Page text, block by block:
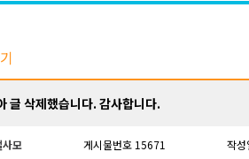
글 삭제했습니다. 감사합니다.
사모 게시물번호 15671 작